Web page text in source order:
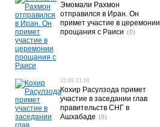
Эмомали Рахмон
отправился в Иран. Он
примет участие в церемонии
прощания с Раиси (0)
22.05 11:01
Кохир Расулзода примет
участие в заседании глав
правительств СНГ в
Ашхабаде (0)